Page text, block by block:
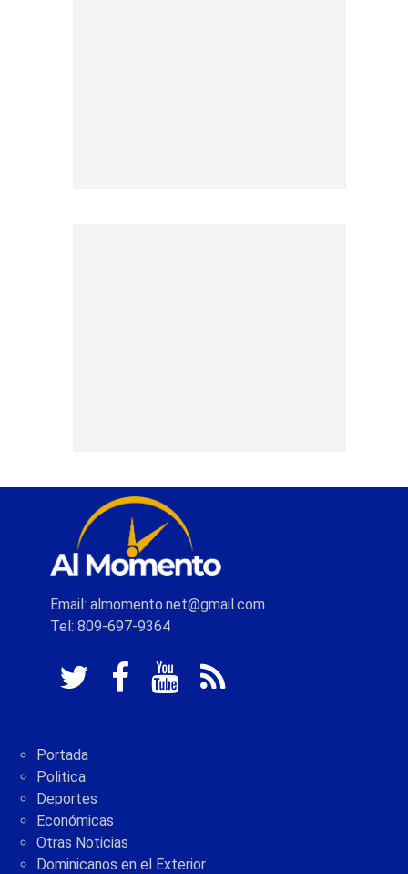
Email: almomento.net@gmail.com
Tel: 809-697-9364
Portada
Politica
Deportes
Económicas
Otras Noticias
Dominicanos en el Exterior